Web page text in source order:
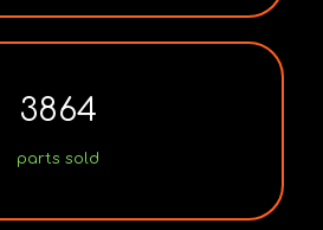
3864
parts sold